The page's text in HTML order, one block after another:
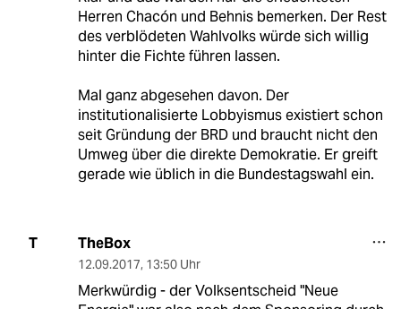
Herren Chacón und Behnis bemerken. Der Rest
des verblödeten Wahlvolks würde sich willig
hinter die Fichte führen lassen.
Mal ganz abgesehen davon. Der
institutionalisierte Lobbyismus existiert schon
seit Gründung der BRD und braucht nicht den
Umweg über die direkte Demokratie. Er greift
gerade wie üblich in die Bundestagswahl ein.
T TheBox
12.09.2017, 13:50 Uhr
Merkwürdig - der Volksentscheid "Neue